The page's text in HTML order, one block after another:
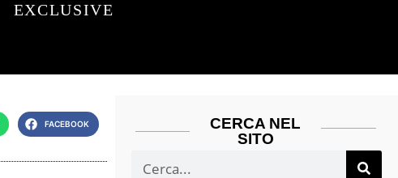
EXCLUSIVE
FACEBOOK
CERCA NEL
SITO